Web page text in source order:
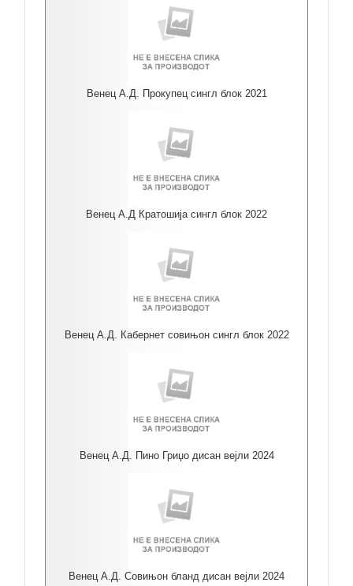
Венец А.Д. Прокупец сингл блок 2021
Венец А.Д Кратошија сингл блок 2022
Венец А.Д. Кабернет совињон сингл блок 2022
Венец А.Д. Пино Гриџо дисан вејли 2024
Венец А.Д. Совињон бланд дисан вејли 2024